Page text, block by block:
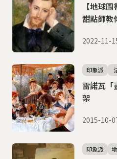
【地球
甜點師教
2022-11-
雷諾瓦「畫太醜」
架
印象派
2015-10-
印象派